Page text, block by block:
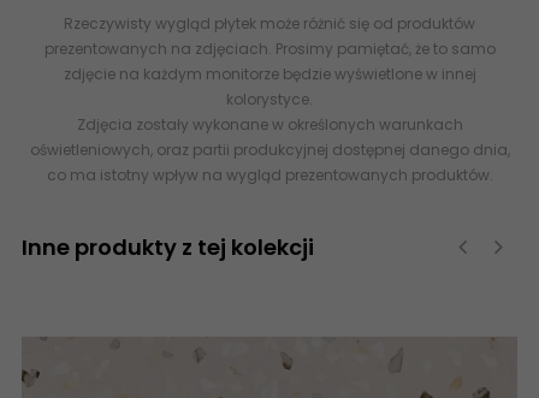
Rzeczywisty wygląd płytek może różnić się od produktów
prezentowanych na zdjęciach. Prosimy pamiętać, że to samo
zdjęcie na każdym monitorze będzie wyświetlone w innej
kolorystyce.
Zdjęcia zostały wykonane w określonych warunkach
oświetleniowych, oraz partii produkcyjnej dostępnej danego dnia,
co ma istotny wpływ na wygląd prezentowanych produktów.
Inne produkty z tej kolekcji